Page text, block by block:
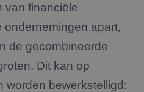
van financiële
apart,
de gecombineerde
Dit kan op
worden bewerkstelligd: